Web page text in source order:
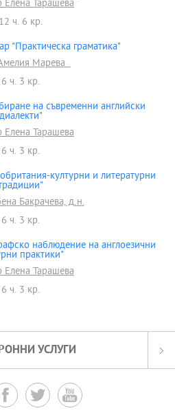
Елена Тарашева
12 ч. 6 кр.
"Практическа граматика"
Амелия Марева
6 ч. 3 кр.
на съвременни английски
диалекти"
Елена Тарашева
6 ч. 3 кр.
културни и литературни
Бакрачева, д.н.
6 ч. 3 кр.
наблюдение на англоезични
практики"
Елена Тарашева
6 ч. 3 кр.
УСЛУГИ
  